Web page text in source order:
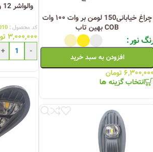
کد محصول :
۳,۰۰۰,۰۰۰
-
+
چراغ خیابانی150 لومن بر وات ۱۰۰ وات
COB بهین تاب
نور
افزودن به سبد خرید
تومان
انتخاب گزینه ها